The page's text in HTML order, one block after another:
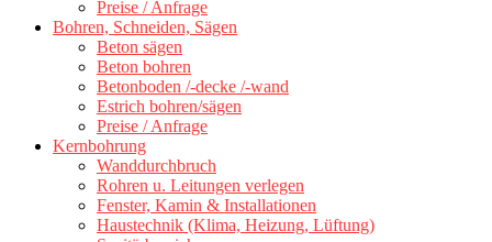
Preise / Anfrage
Bohren, Schneiden, Sägen
Beton sägen
Beton bohren
Betonboden /-decke /-wand
Estrich bohren/sägen
Preise / Anfrage
Kernbohrung
Wanddurchbruch
Rohren u. Leitungen verlegen
Fenster, Kamin & Installationen
Haustechnik (Klima, Heizung, Lüftung)